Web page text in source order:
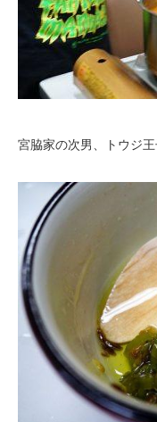
宮脇家の次男、トウジ